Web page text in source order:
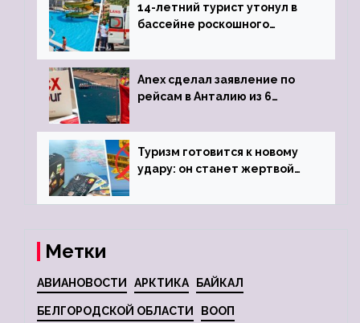
14-летний турист утонул в
бассейне роскошного
Anex сделал заявление по
рейсам в Анталию из 6
Туризм готовится к новому
удару: он станет жертвой
Метки
АВИАНОВОСТИ АРКТИКА БАЙКАЛ
БЕЛГОРОДСКОЙ ОБЛАСТИ ВООП